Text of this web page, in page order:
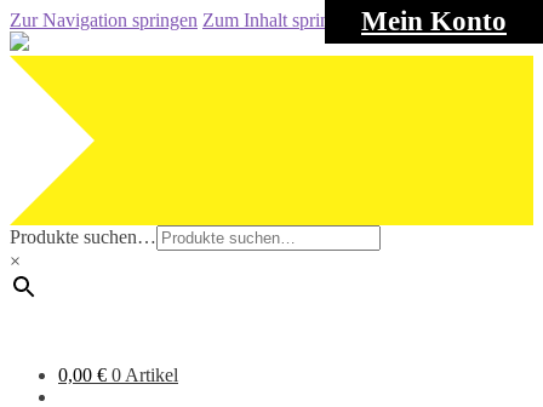
Mein Konto
Zur Navigation springen Zum Inhalt springen
Produkte suchen…
×
0,00 € 0 Artikel